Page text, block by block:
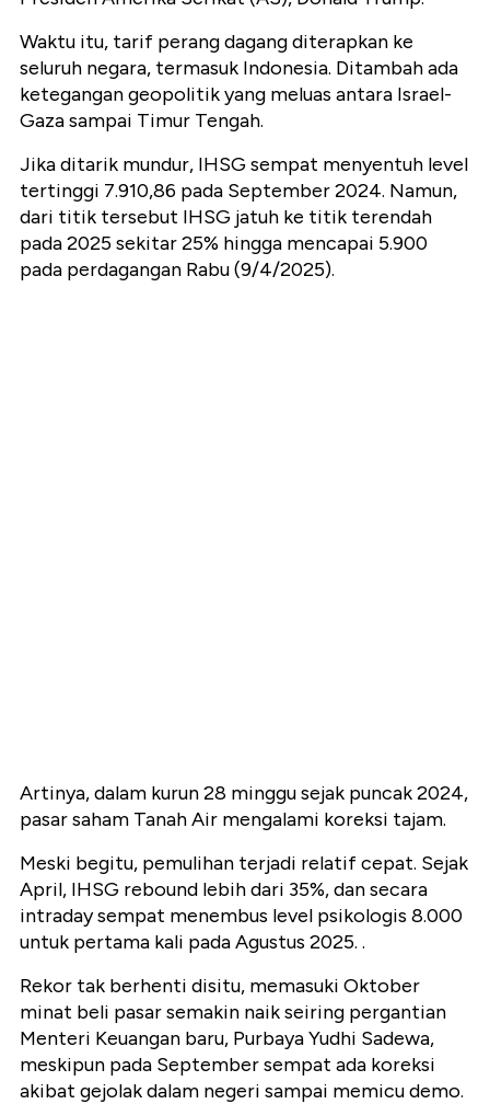
Waktu itu, tarif perang dagang diterapkan ke
seluruh negara, termasuk Indonesia. Ditambah ada
ketegangan geopolitik yang meluas antara Israel-
Gaza sampai Timur Tengah.
Jika ditarik mundur, IHSG sempat menyentuh level
tertinggi 7.910,86 pada September 2024. Namun,
dari titik tersebut IHSG jatuh ke titik terendah
pada 2025 sekitar 25% hingga mencapai 5.900
pada perdagangan Rabu (9/4/2025).
Artinya, dalam kurun 28 minggu sejak puncak 2024,
pasar saham Tanah Air mengalami koreksi tajam.
Meski begitu, pemulihan terjadi relatif cepat. Sejak
April, IHSG rebound lebih dari 35%, dan secara
intraday sempat menembus level psikologis 8.000
untuk pertama kali pada Agustus 2025. .
Rekor tak berhenti disitu, memasuki Oktober
minat beli pasar semakin naik seiring pergantian
Menteri Keuangan baru, Purbaya Yudhi Sadewa,
meskipun pada September sempat ada koreksi
akibat gejolak dalam negeri sampai memicu demo.